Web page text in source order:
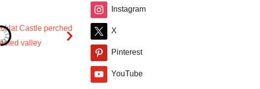
Instagram
X
Pinterest
YouTube